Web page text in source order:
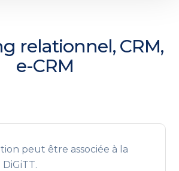
relationnel, CRM,
e-CRM
peut être associée à la